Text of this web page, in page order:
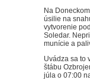
Na
úsilie na
vytvorenie
Soledar.
munície a
Uvádza sa to
štábu
júla o 07:00